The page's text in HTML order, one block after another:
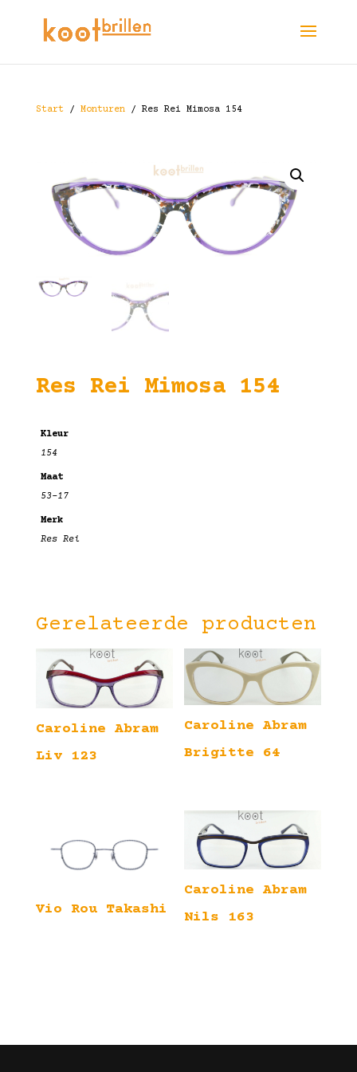
Start/ Monturen/ Res Rei Mimosa 154
Res Rei Mimosa 154
Kleur
154
Maat
53-17
Merk
Res Rei
Gerelateerde producten
Caroline Abram
Liv 123
Caroline Abram
Brigitte 64
Vio Rou Takashi
Caroline Abram
Nils 163